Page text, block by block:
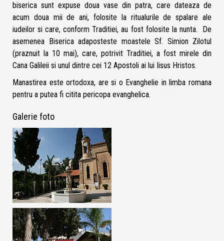
biserica sunt expuse doua vase din patra, care dateaza de
acum doua mii de ani, folosite la ritualurile de spalare ale
iudeilor si care, conform Traditiei, au fost folosite la nunta. De
asemenea Biserica adaposteste moastele Sf. Simion Zilotul
(praznuit la 10 mai), care, potrivit Traditiei, a fost mirele din
Cana Galileii si unul dintre cei 12 Apostoli ai lui Iisus Hristos.
Manastirea este ortodoxa, are si o Evanghelie in limba romana
pentru a putea fi citita pericopa evanghelica.
Galerie foto